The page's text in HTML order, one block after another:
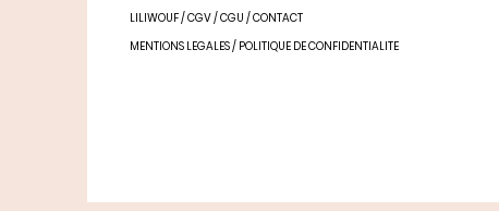
LILIWOUF/CGV/CGU /CONTACT
MENTIONS LEGALES/ POLITIQUE DE CONFIDENTIALITE